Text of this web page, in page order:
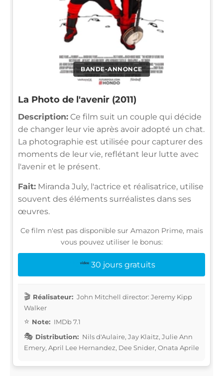
BANDE-ANNONCE
La Photo de l'avenir (2011)
Description: Ce film suit un couple qui décide
de changer leur vie après avoir adopté un chat.
La photographie est utilisée pour capturer des
moments de leur vie, reflétant leur lutte avec
l'avenir et le présent.
Fait: Miranda July, l'actrice et réalisatrice, utilise
souvent des éléments surréalistes dans ses
œuvres.
Ce film n'est pas disponible sur Amazon Prime, mais
vous pouvez utiliser le bonus:
30 jours gratuits
Réalisateur: John Mitchell director: Jeremy Kipp
Walker
Note: IMDb 7.1
Distribution: Nils d'Aulaire, Jay Klaitz, Julie Ann
Emery, April Lee Hernandez, Dee Snider, Onata Aprile